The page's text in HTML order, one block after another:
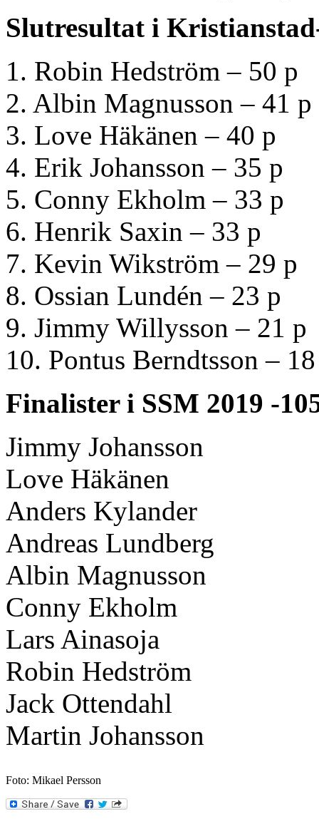
Slutresultat i
1. Robin Hedström – 50 p
2. Albin Magnusson – 41 p
3. Love Häkänen – 40 p
4. Erik Johansson – 35 p
5. Conny Ekholm – 33 p
6. Henrik Saxin – 33 p
7. Kevin Wikström – 29 p
8. Ossian Lundén – 23 p
9. Jimmy Willysson – 21 p
10. Pontus Berndtsson –
Finalister i SSM 2019 -
Jimmy Johansson
Love Häkänen
Anders Kylander
Andreas Lundberg
Albin Magnusson
Conny Ekholm
Lars Ainasoja
Robin Hedström
Jack Ottendahl
Martin Johansson
Foto: Mikael Persson